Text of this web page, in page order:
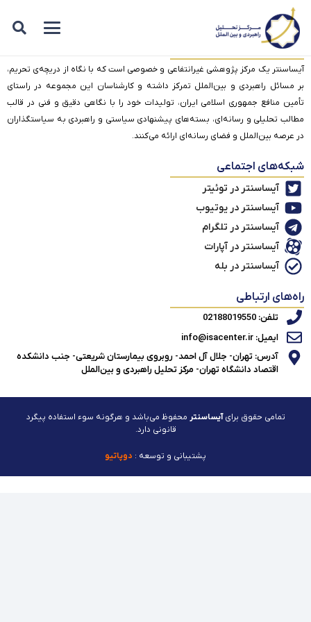
درباره آیساسنتر
آیساسنتر یک مرکز پژوهشی غیرانتفاعی و خصوصی است که با نگاه از دریچه‌ی تحریم،
بر مسائل راهبردی و بین‌الملل تمرکز داشته و کارشناسان این مجموعه در راستای
تأمین منافع جمهوری اسلامی ایران، تولیدات خود را با نگاهی دقیق و فنی در قالب
مطالب تحلیلی و رسانه‌ای، بسته‌های پیشنهادی سیاستی و راهبردی به سیاستگذاران
در عرصه بین‌الملل و فضای رسانه‌ای ارائه می‌کنند.
شبکه‌های اجتماعی
آیساسنتر در توئیتر
آیساسنتر در یوتیوب
آیساسنتر در تلگرام
آیساسنتر در آپارات
آیساسنتر در بله
راه‌های ارتباطی
تلفن: 02188019550
ایمیل: info@isacenter.ir
آدرس: تهران- جلال آل احمد- روبروی بیمارستان شریعتی- جنب دانشکده
اقتصاد دانشگاه تهران- مرکز تحلیل راهبردی و بین‌الملل
تمامی حقوق برایآیساسنتر محفوظ می‌باشد و هرگونه سوء استفاده پیگرد
قانونی دارد.
پشتیبانی و توسعه : دوپاتیو